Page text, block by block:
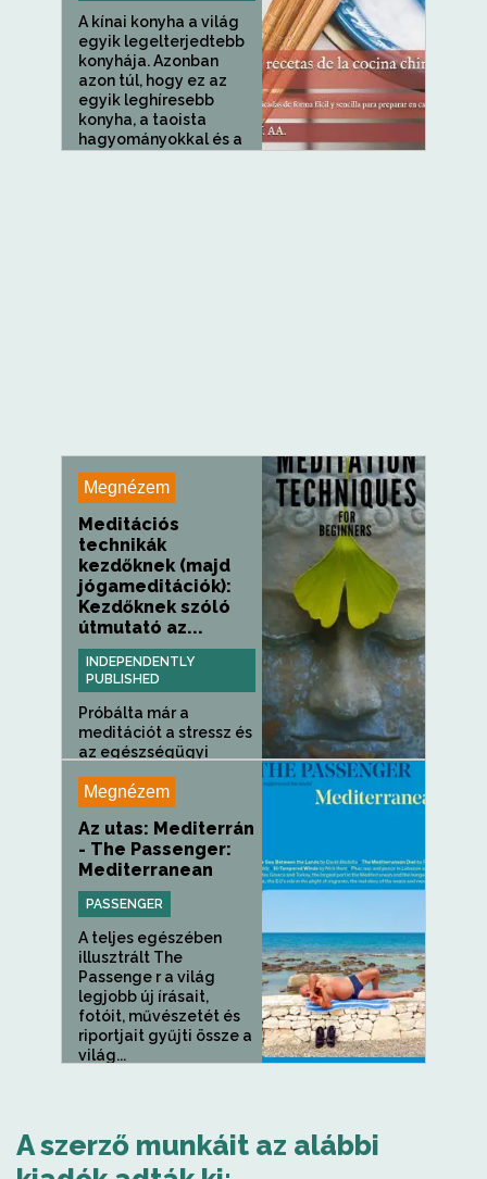
A kínai konyha a világ
egyik legelterjedtebb
konyhája. Azonban
azon túl, hogy ez az
egyik leghíresebb
konyha, a taoista
hagyományokkal és a
Megnézem
Meditációs
technikák
kezdőknek (majd
jógameditációk):
Kezdőknek szóló
útmutató az...
INDEPENDENTLY
PUBLISHED
Próbálta már a
meditációt a stressz és
az egészségügyi
Megnézem
Az utas: Mediterrán
- The Passenger:
Mediterranean
PASSENGER
A teljes egészében
illusztrált The
Passenge r a világ
legjobb új írásait,
fotóit, művészetét és
riportjait gyűjti össze a
világ...
A szerző munkáit az alábbi